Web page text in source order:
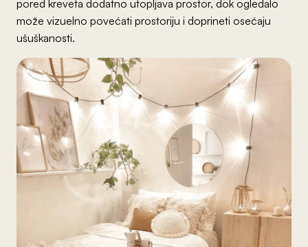
pored kreveta dodatno utopljava prostor, dok ogledalo
može vizuelno povećati prostoriju i doprineti osećaju
ušuškanosti.